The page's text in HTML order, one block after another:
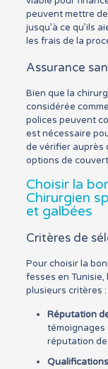
peuvent mettre
jusqu’à ce qu’ils
les frais de la
Assurance
Bien que la
considérée
polices peuvent
est nécessaire
de vérifier auprès
options de
Choisir la
Chirurgien
et galbées
Critères de
Pour choisir la
fesses en
plusieurs critères :
Réputation
témoignages
réputation de